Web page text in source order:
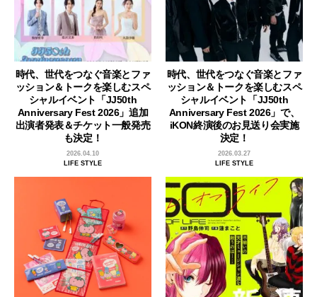
時代、世代をつなぐ音楽とファ
ッション＆トークを楽しむスペ
シャルイベント「JJ50th
Anniversary Fest 2026」追加
出演者発表＆チケット一般発売
も決定！
2026.04.10
LIFE STYLE
時代、世代をつなぐ音楽とファ
ッション＆トークを楽しむスペ
シャルイベント「JJ50th
Anniversary Fest 2026」で、
iKON終演後のお見送り会実施
決定！
2026.03.27
LIFE STYLE